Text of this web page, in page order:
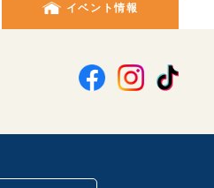
イベント情報